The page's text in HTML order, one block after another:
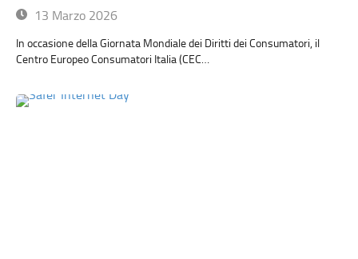
13 Marzo 2026
In occasione della Giornata Mondiale dei Diritti dei Consumatori, il
Centro Europeo Consumatori Italia (CEC…